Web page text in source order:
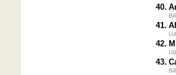
40.
41.
42.
43.